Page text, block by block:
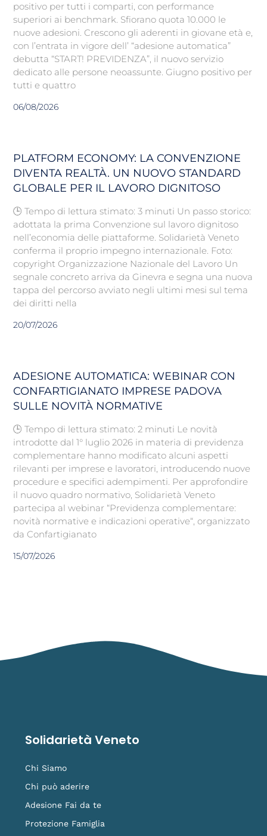
positivo per tutti i comparti, con performance
superiori ai benchmark. Sfiorano quota 10.000 le
nuove adesioni. Crescono gli aderenti in giovane età e,
con l’entrata in vigore dell’ “adesione automatica”
debutta “START! PREVIDENZA”, il nuovo servizio
dedicato alle persone neoassunte. Giugno positivo per
tutti e quattro
06/08/2026
PLATFORM ECONOMY: LA CONVENZIONE
DIVENTA REALTÀ. UN NUOVO STANDARD
GLOBALE PER IL LAVORO DIGNITOSO
🕒 Tempo di lettura stimato: 3 minuti Un passo storico:
adottata la prima Convenzione sul lavoro dignitoso
nell’economia delle piattaforme. Solidarietà Veneto
conferma il proprio impegno internazionale. Foto:
copyright Organizzazione Nazionale del Lavoro Un
segnale concreto arriva da Ginevra e segna una nuova
tappa del percorso avviato negli ultimi mesi sul tema
dei diritti nella
20/07/2026
ADESIONE AUTOMATICA: WEBINAR CON
CONFARTIGIANATO IMPRESE PADOVA
SULLE NOVITÀ NORMATIVE
🕒 Tempo di lettura stimato: 2 minuti Le novità
introdotte dal 1° luglio 2026 in materia di previdenza
complementare hanno modificato alcuni aspetti
rilevanti per imprese e lavoratori, introducendo nuove
procedure e specifici adempimenti. Per approfondire
il nuovo quadro normativo, Solidarietà Veneto
partecipa al webinar “Previdenza complementare:
novità normative e indicazioni operative“, organizzato
da Confartigianato
15/07/2026
Solidarietà Veneto
Chi Siamo
Chi può aderire
Adesione Fai da te
Protezione Famiglia